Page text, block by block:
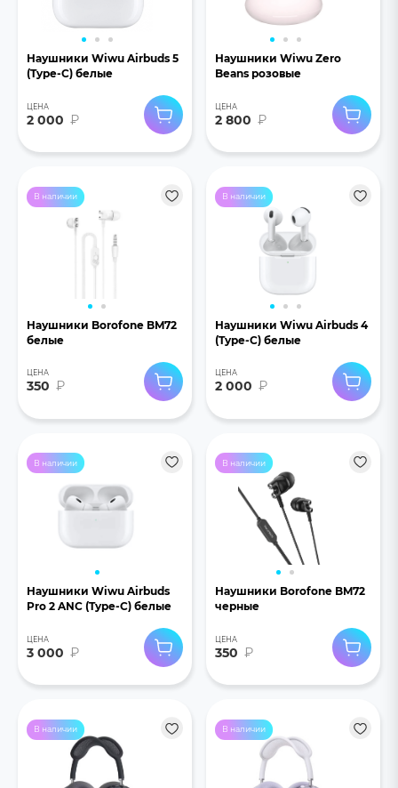
Наушники Wiwu Airbuds 5
(Type-C) белые
ЦЕНА
2 000 ₽
Наушники Wiwu Zero
Beans розовые
ЦЕНА
2 800 ₽
В наличии
Наушники Borofone BM72
белые
ЦЕНА
350 ₽
В наличии
Наушники Wiwu Airbuds 4
(Type-C) белые
ЦЕНА
2 000 ₽
В наличии
Наушники Wiwu Airbuds
Pro 2 ANC (Type-C) белые
ЦЕНА
3 000 ₽
В наличии
Наушники Borofone BM72
черные
ЦЕНА
350 ₽
В наличии В наличии